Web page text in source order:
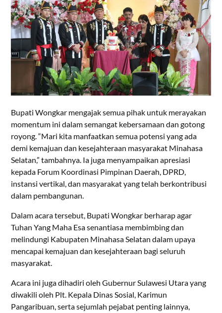
Bupati Wongkar mengajak semua pihak untuk merayakan
momentum ini dalam semangat kebersamaan dan gotong
royong. “Mari kita manfaatkan semua potensi yang ada
demi kemajuan dan kesejahteraan masyarakat Minahasa
Selatan,” tambahnya. Ia juga menyampaikan apresiasi
kepada Forum Koordinasi Pimpinan Daerah, DPRD,
instansi vertikal, dan masyarakat yang telah berkontribusi
dalam pembangunan.
Dalam acara tersebut, Bupati Wongkar berharap agar
Tuhan Yang Maha Esa senantiasa membimbing dan
melindungi Kabupaten Minahasa Selatan dalam upaya
mencapai kemajuan dan kesejahteraan bagi seluruh
masyarakat.
Acara ini juga dihadiri oleh Gubernur Sulawesi Utara yang
diwakili oleh Plt. Kepala Dinas Sosial, Karimun
Pangaribuan, serta sejumlah pejabat penting lainnya,